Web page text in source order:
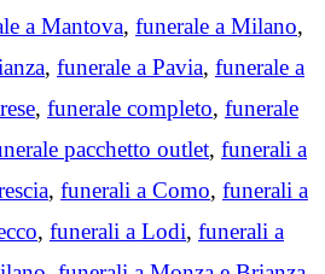
a Mantova, funerale a Milano,
, funerale a Pavia, funerale a
, funerale completo, funerale
pacchetto outlet, funerali a
, funerali a Como, funerali a
, funerali a Lodi, funerali a